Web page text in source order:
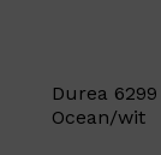
Durea
Ocean/wit